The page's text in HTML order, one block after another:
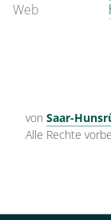
Web
von Saar-
Alle Rechte